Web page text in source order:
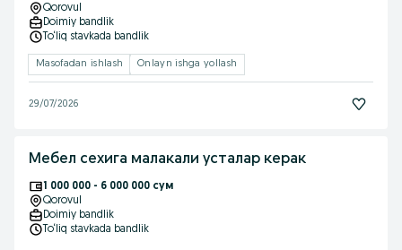
Qorovul
Doimiy bandlik
To‘liq stavkada bandlik
Masofadan ishlash Onlayn ishga yollash
29/07/2026
Мебел сехига малакали усталар керак
1 000 000 - 6 000 000 сум
Qorovul
Doimiy bandlik
To‘liq stavkada bandlik